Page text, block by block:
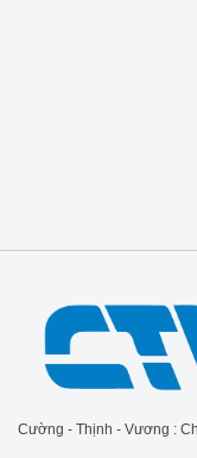
Cường - Thịnh - Vương :